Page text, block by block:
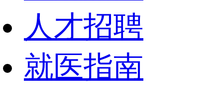
人才招聘
就医指南